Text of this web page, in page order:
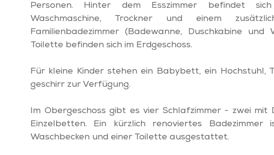
Personen. Hinter dem Esszimmer befindet
Waschmaschine, Trockner und einem
Familienbadezimmer (Badewanne, Duschkabine
Toilette befinden sich im Erdgeschoss.
Für kleine Kinder stehen ein Babybett, ein Hochstuhl,
geschirr zur Verfügung.
Im Obergeschoss gibt es vier Schlafzimmer - zwei
Einzelbetten. Ein kürzlich renoviertes Badezimmer
Waschbecken und einer Toilette ausgestattet.